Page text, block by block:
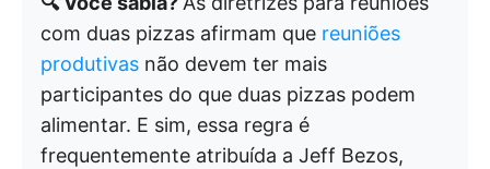
com duas pizzas afirmam que reuniões
produtivas não devem ter mais
participantes do que duas pizzas podem
alimentar. E sim, essa regra é
frequentemente atribuída a Jeff Bezos,